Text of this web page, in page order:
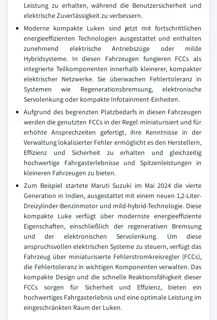
Leistung zu erhalten, während die Benutzersicherheit und
elektrische Zuverlässigkeit zu verbessern.
Moderne kompakte Luken sind jetzt mit fortschrittlichen
energieeffizienten Technologien ausgestattet und enthalten
zunehmend elektrische Antriebszüge oder milde
Hybridsysteme. In diesen Fahrzeugen fungieren FCCs als
integrierte Teilkomponenten innerhalb kleinerer, kompakter
elektrischer Netzwerke. Sie überwachen Fehlertoleranz in
Systemen wie Regenerationsbremsung, elektronische
Servolenkung oder kompakte Infotainment-Einheiten.
Aufgrund des begrenzten Platzbedarfs in diesen Fahrzeugen
werden die genutzten FCCs in der Regel miniaturisiert und für
erhöhte Ansprechzeiten gefertigt, ihre Kenntnisse in der
Verwaltung lokalisierter Fehler ermöglicht es den Herstellern,
Effizienz und Sicherheit zu erhalten und gleichzeitig
hochwertige Fahrgasterlebnisse und Spitzenleistungen in
kleineren Fahrzeugen zu bieten.
Zum Beispiel startete Maruti Suzuki im Mai 2024 die vierte
Generation in Indien, ausgestattet mit einem neuen 1,2-Liter-
Dreizylinder-Benzinmotor und mild-hybrid-Technologie. Diese
kompakte Luke verfügt über modernste energieeffiziente
Eigenschaften, einschließlich der regenerativen Bremsung
und der elektronischen Servolenkung. Um diese
anspruchsvollen elektrischen Systeme zu steuern, verfügt das
Fahrzeug über miniaturisierte Fehlerstromkreisregler (FCCs),
die Fehlertoleranz in wichtigen Komponenten verwalten. Das
kompakte Design und die schnelle Reaktionsfähigkeit dieser
FCCs sorgen für Sicherheit und Effizienz, bieten ein
hochwertiges Fahrgasterlebnis und eine optimale Leistung im
eingeschränkten Raum der Luken.